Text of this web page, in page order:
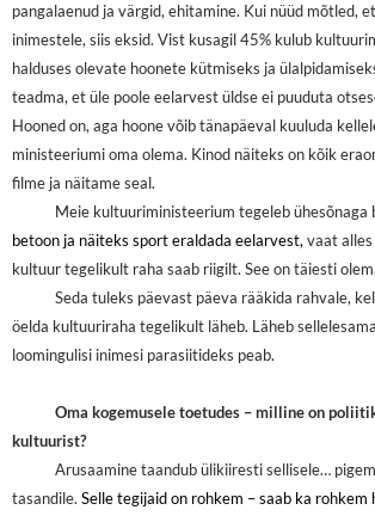
pangalaenud ja värgid, ehitamine. Kui nüüd mõtled,
inimestele, siis eksid. Vist kusagil 45% kulub
halduses olevate hoonete kütmiseks ja
teadma, et üle poole eelarvest üldse ei puuduta
Hooned on, aga hoone võib tänapäeval kuuluda
ministeeriumi oma olema. Kinod näiteks on kõik
filme ja näitame seal.
Meie kultuuriministeerium tegeleb ühesõnaga
betoon ja näiteks sport eraldada eelarvest, vaat
kultuur tegelikult raha saab riigilt. See on täiesti
Seda tuleks päevast päeva rääkida rahvale,
öelda kultuuriraha tegelikult läheb. Läheb
loomingulisi inimesi parasiitideks peab.
Oma kogemusele toetudes – milline on
kultuurist?
Arusaamine taandub ülikiiresti sellisele…
tasandile. Selle tegijaid on rohkem – saab ka rohkem